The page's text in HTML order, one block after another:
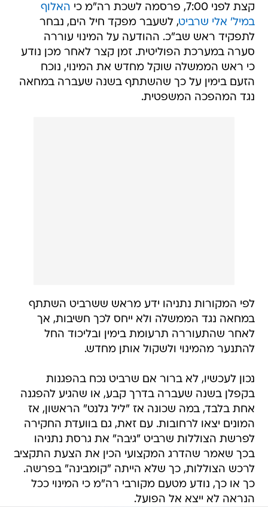
קצת לפני 7:00, פרסמה לשכת רה"מ כי
האלוף
במיל' אלי שרביט, לשעבר מפקד חיל הים, נבחר
לתפקיד ראש שב"כ. ההודעה על המינוי עוררה
סערה במערכת הפוליטית. זמן קצר לאחר מכן נודע
כי ראש הממשלה שוקל מחדש את המינוי, נוכח
הזעם בימין על כך שהשתתף בשנה שעברה במחאה
נגד המהפכה המשפטית.
לפי המקורות נתניהו ידע מראש ששרביט השתתף
במחאה נגד הממשלה ולא ייחס לכך חשיבות, אך
לאחר שהתעוררה תרעומת בימין ובליכוד החל
להתנער מהמינוי ולשקול אותן מחדש.
נכון לעכשיו, לא ברור אם שרביט נכח בהפגנות
בקפלן בשנה שעברה בדרך קבע, או שהגיע להפגנה
אחת בלבד, במה שכונה אז "ליל גלנט" הראשון, אז
המונים יצאו לרחובות. עם זאת, גם בוועדת החקירה
לפרשת הצוללות שרביט "גיבה" את גרסת נתניהו
בכך שאמר שהדרג המקצועי הכין את הצעת התקציב
לרכש הצוללות, כך שלא הייתה "קומבינה" בפרשה.
כך או כך, נודע מטעם מקורבי רה"מ כי המינוי ככל
הנראה לא ייצא אל הפועל.